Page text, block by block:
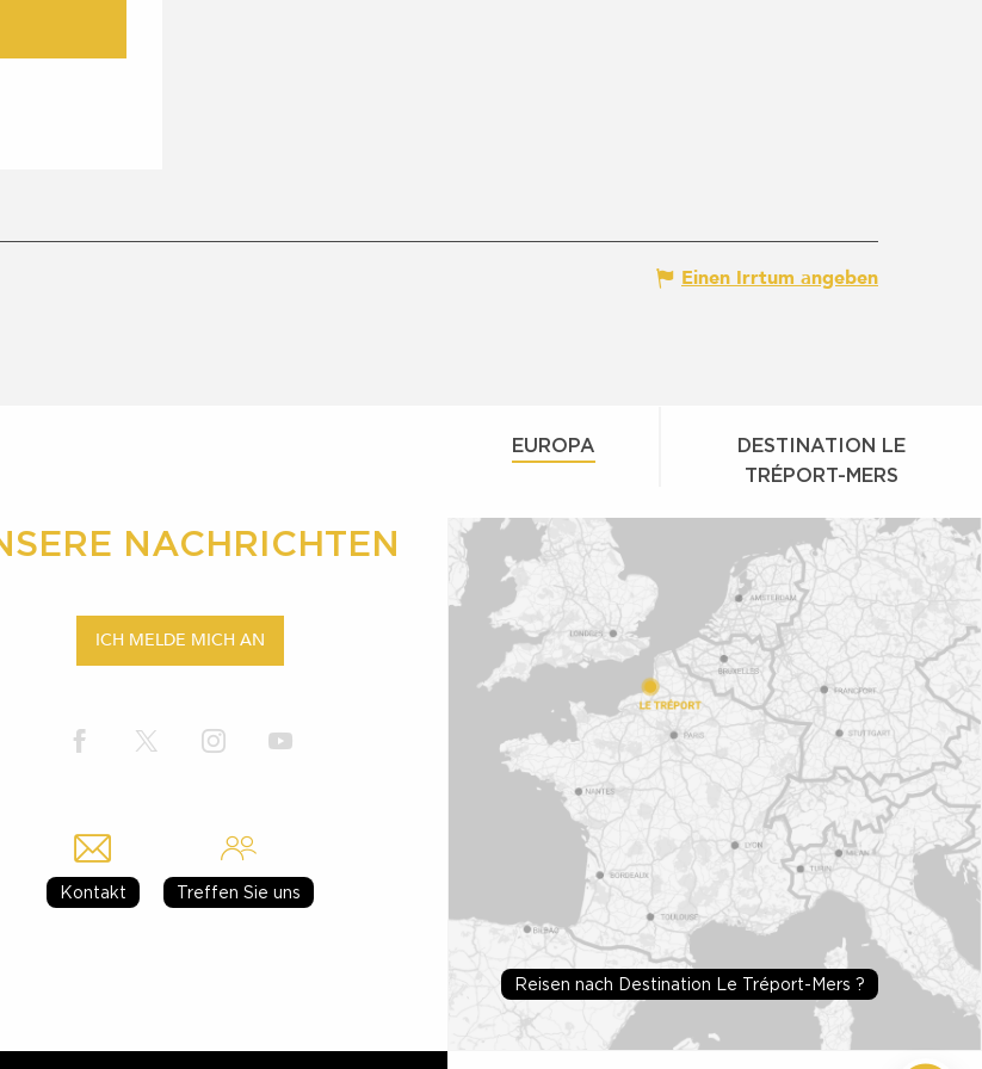
Einen Irrtum angeben
NACHRICHTEN
ICH MELDE MICH AN
Kontakt Treffen Sie uns
EUROPA
DESTINATION LE
TRÉPORT-MERS
Reisen nach Destination Le Tréport-Mers ?